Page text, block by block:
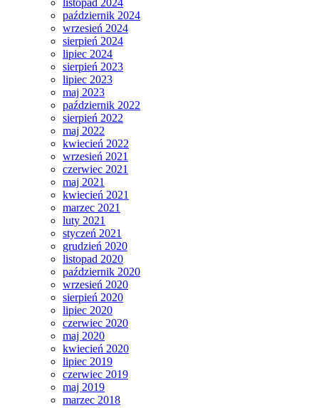
listopad 2024
październik 2024
wrzesień 2024
sierpień 2024
lipiec 2024
sierpień 2023
lipiec 2023
maj 2023
październik 2022
sierpień 2022
maj 2022
kwiecień 2022
wrzesień 2021
czerwiec 2021
maj 2021
kwiecień 2021
marzec 2021
luty 2021
styczeń 2021
grudzień 2020
listopad 2020
październik 2020
wrzesień 2020
sierpień 2020
lipiec 2020
czerwiec 2020
maj 2020
kwiecień 2020
lipiec 2019
czerwiec 2019
maj 2019
marzec 2018